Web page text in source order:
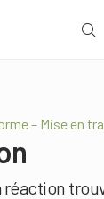
– Mise en